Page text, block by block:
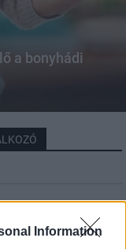
Information
a bonyhádi